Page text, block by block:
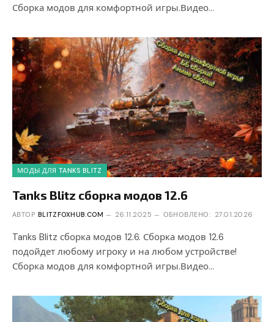
Сборка модов для комфортной игры.Видео…
МОДЫ ДЛЯ TANKS BLITZ
Tanks Blitz сборка модов 12.6
АВТОР BLITZFOXHUB.COM 26.11.2025 ОБНОВЛЕНО: 27.01.2026
Tanks Blitz сборка модов 12.6. Сборка модов 12.6
подойдет любому игроку и на любом устройстве!
Сборка модов для комфортной игры.Видео…